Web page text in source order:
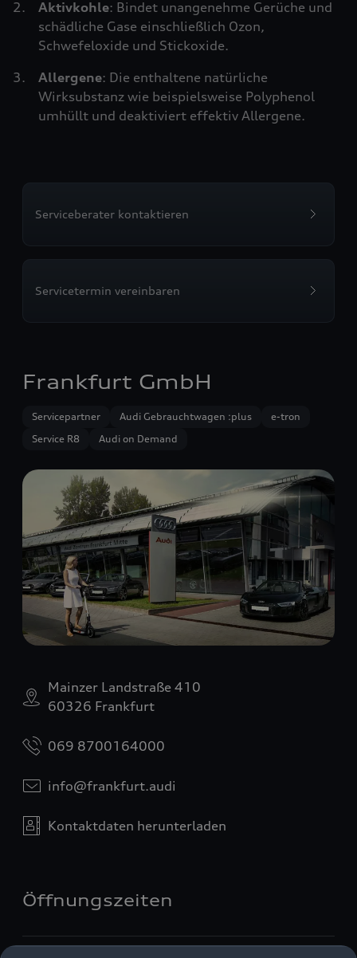
Aktivkohle: Bindet unangenehme Gerüche und
schädliche Gase einschließlich Ozon,
Schwefeloxide und Stickoxide.
Allergene: Die enthaltene natürliche
Wirksubstanz wie beispielsweise Polyphenol
umhüllt und deaktiviert effektiv Allergene.
Serviceberater kontaktieren
Servicetermin vereinbaren
Frankfurt GmbH
Servicepartner Audi Gebrauchtwagen :plus
e-tron
Service R8
Audi on Demand
Mainzer Landstraße 410
60326 Frankfurt
069 8700164000
info@frankfurt.audi
Kontaktdaten herunterladen
Öffnungszeiten